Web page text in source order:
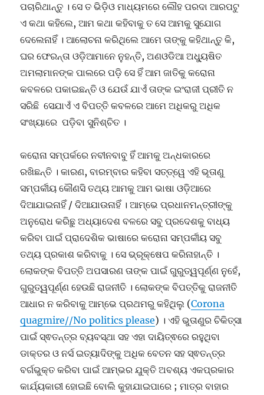
ପଚାରିଥାନ୍ତୁ । ସେ ତ ଭିଡ଼ିଓ ମାଧ୍ୟମରେ ଲୌହ ପରଦା ଆରପଟୁ
ଏ କଥା କହିଲେ, ଆମ କଥା କହିବାକୁ ତ ସେ ଆମକୁ ସୁଯୋଗ
ଦେଲେନାହିଁ । ଆଲୋଚନା କରିଥିଲେ ଆମେ ତାଙ୍କୁ କହିଥାନ୍ତୁ କି,
ଘର ଫେରନ୍ତା ଓଡ଼ିଆମାନେ ନୁହନ୍ତି, ଅଣଓଡିଆ ଅଧ୍ୟୁଷିତ
ଅମଲାମାନଙ୍କ ପାଲରେ ପଡ଼ି ସେ ହିଁ ଆମ ଜାତିକୁ କରୋନା
କବଳରେ ପକାଇଛନ୍ତି ଓ ଯେଉଁ ଯାଏଁ ତାଙ୍କ ଇଂରାଜୀ ପ୍ରୀତି ନ
ସରିଛି ସେଯାଏଁ ଏ ବିପତ୍ତି କବଳରେ ଆମେ ଅଧିକରୁ ଅଧିକ
ସଂଖ୍ୟାରେ ପଡ଼ିବା ସୁନିଶ୍ଚିତ ।
କରୋନା ସମ୍ପର୍କରେ ନବୀନବାବୁ ହିଁ ଆମକୁ ଅନ୍ଧକାରରେ
ରଖିଛନ୍ତି । କାରଣ, ବାରମ୍ବାର କହିବା ସତ୍ତ୍ୱେ ଏହି ଭୂତାଣୁ
ସମ୍ପର୍କୀୟ କୌଣସି ତଥ୍ୟ ଆମକୁ ଆମ ଭାଷା ଓଡ଼ିଆରେ
ଦିଆଯାଇନାହିଁ / ଦିଆଯାଉନାହିଁ । ଆମ୍ଭେ ପ୍ରଧାନମନ୍ତ୍ରୀଙ୍କୁ
ଅନୁରୋଧ କରିଛୁ ଅଧ୍ୟାଦେଶ ବଳରେ ସବୁ ପ୍ରଦେଶକୁ ବାଧ୍ୟ
କରିବା ପାଇଁ ପ୍ରାଦେଶିକ ଭାଷାରେ କରୋନା ସମ୍ପର୍କୀୟ ସବୁ
ତଥ୍ୟ ପ୍ରକାଶ କରିବାକୁ । ସେ ଭ୍ରୂକ୍ଷେପ କରିନାହାନ୍ତି ।
ଲୋକଙ୍କ ବିପତ୍ତି ଅପସାରଣ ତାଙ୍କ ପାଇଁ ଗୁରୁତ୍ୱପୂର୍ଣ୍ଣ ନୁହେଁ,
ଗୁରୁତ୍ୱପୂର୍ଣ୍ଣ ହେଉଛି ରାଜନୀତି । ଲୋକଙ୍କ ବିପତ୍ତିକୁ ରାଜନୀତି
ଆଧାର ନ କରିବାକୁ ଆମ୍ଭେ ପ୍ରଥମରୁ କହିଥିଲୁ (Corona
quagmire//No politics please) । ଏହି ଭୁତାଣୁର ଚିକିତ୍ସା
ପାଇଁ ସ୍ଵତନ୍ତ୍ର ବ୍ୟବସ୍ଥା ସହ ଏହା ଦାୟିତ୍ଵରେ ରହୁଥିବା
ଡାକ୍ତର ଓ ନର୍ସ ଇତ୍ୟାଦିଙ୍କୁ ଅଧିକ ବେତନ ସହ ସ୍ଵତନ୍ତ୍ର
ବର୍ଗଭୁକ୍ତ କରିବା ପାଇଁ ଆମ୍ଭର ଯୁକ୍ତି ଅବଶ୍ୟ ଏକପ୍ରକାର
କାର୍ଯ୍ୟକାରୀ ହୋଇଛି ବୋଲି କୁହାଯାଇପାରେ ; ମାତ୍ର ବାହାର